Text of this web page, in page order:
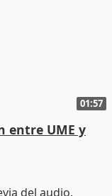
01:57
entre UME y